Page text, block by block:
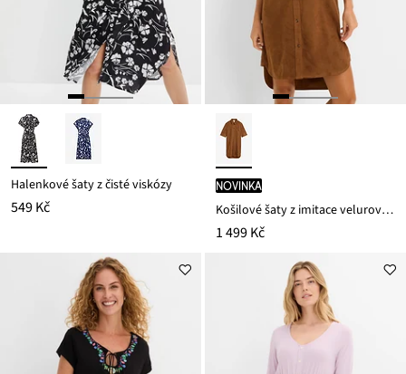
Halenkové šaty z čisté viskózy
549 Kč
novinka
Košilové šaty z imitace velurové kůže
1 499 Kč